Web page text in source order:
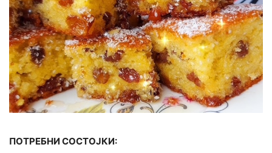
ПОТРЕБНИ СОСТОЈКИ: